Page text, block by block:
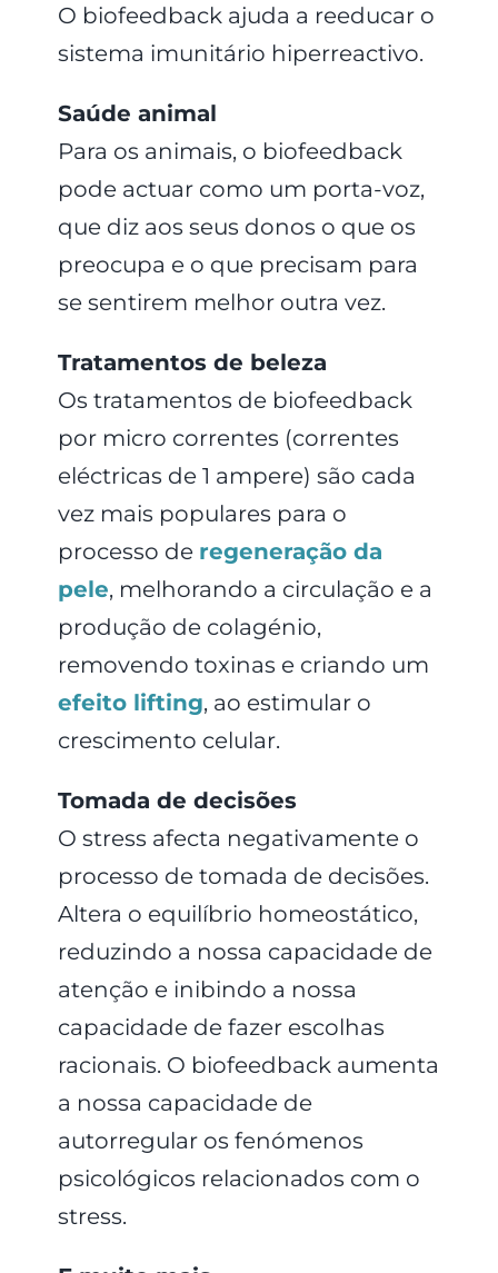
O biofeedback ajuda a reeducar o
sistema imunitário hiperreactivo.
Saúde animal
Para os animais, o biofeedback
pode actuar como um porta-voz,
que diz aos seus donos o que os
preocupa e o que precisam para
se sentirem melhor outra vez.
Tratamentos de beleza
Os tratamentos de biofeedback
por micro correntes (correntes
eléctricas de 1 ampere) são cada
vez mais populares para o
processo de regeneração da
pele, melhorando a circulação e a
produção de colagénio,
removendo toxinas e criando um
efeito lifting, ao estimular o
crescimento celular.
Tomada de decisões
O stress afecta negativamente o
processo de tomada de decisões.
Altera o equilíbrio homeostático,
reduzindo a nossa capacidade de
atenção e inibindo a nossa
capacidade de fazer escolhas
racionais. O biofeedback aumenta
a nossa capacidade de
autorregular os fenómenos
psicológicos relacionados com o
stress.